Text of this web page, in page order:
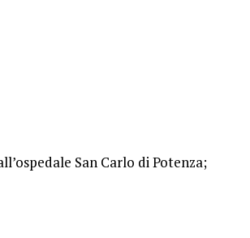
San Carlo di Potenza;